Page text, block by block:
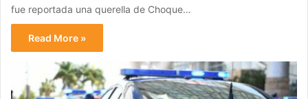
fue reportada una querella de Choque…
Read More »